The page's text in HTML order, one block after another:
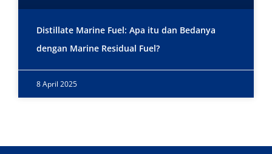
Distillate Marine Fuel: Apa itu dan Bedanya
dengan Marine Residual Fuel?
8 April 2025